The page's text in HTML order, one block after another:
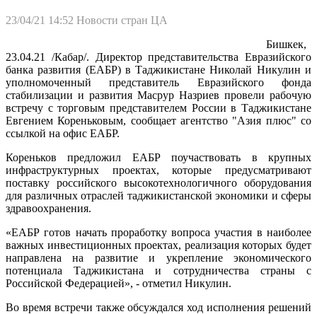
23/04/21 14:52 Новости стран ЦА
Бишкек,
23.04.21 /Кабар/. Директор представительства Евразийского
банка развития (ЕАБР) в Таджикистане Николай Никулин и
уполномоченный представитель Евразийского фонда
стабилизации и развития Масрур Назриев провели рабочую
встречу с торговым представителем России в Таджикистане
Евгением Кореньковым, сообщает агентство "Азия плюс" со
ссылкой на офис ЕАБР.
Кореньков предложил ЕАБР поучаствовать в крупных
инфраструктурных проектах, которые предусматривают
поставку российского высокотехнологичного оборудования
для различных отраслей таджикистанской экономики и сферы
здравоохранения.
«ЕАБР готов начать проработку вопроса участия в наиболее
важных инвестиционных проектах, реализация которых будет
направлена на развитие и укрепление экономического
потенциала Таджикистана и сотрудничества страны с
Российской Федерацией», - отметил Никулин.
Во время встречи также обсуждался ход исполнения решений